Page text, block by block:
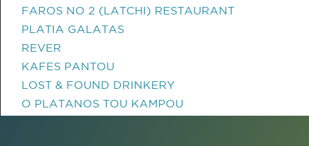
FAROS NO 2 (LATCHI) RESTAURANT
PLATIA GALATAS
REVER
KAFES PANTOU
LOST & FOUND DRINKERY
O PLATANOS TOU KAMPOU